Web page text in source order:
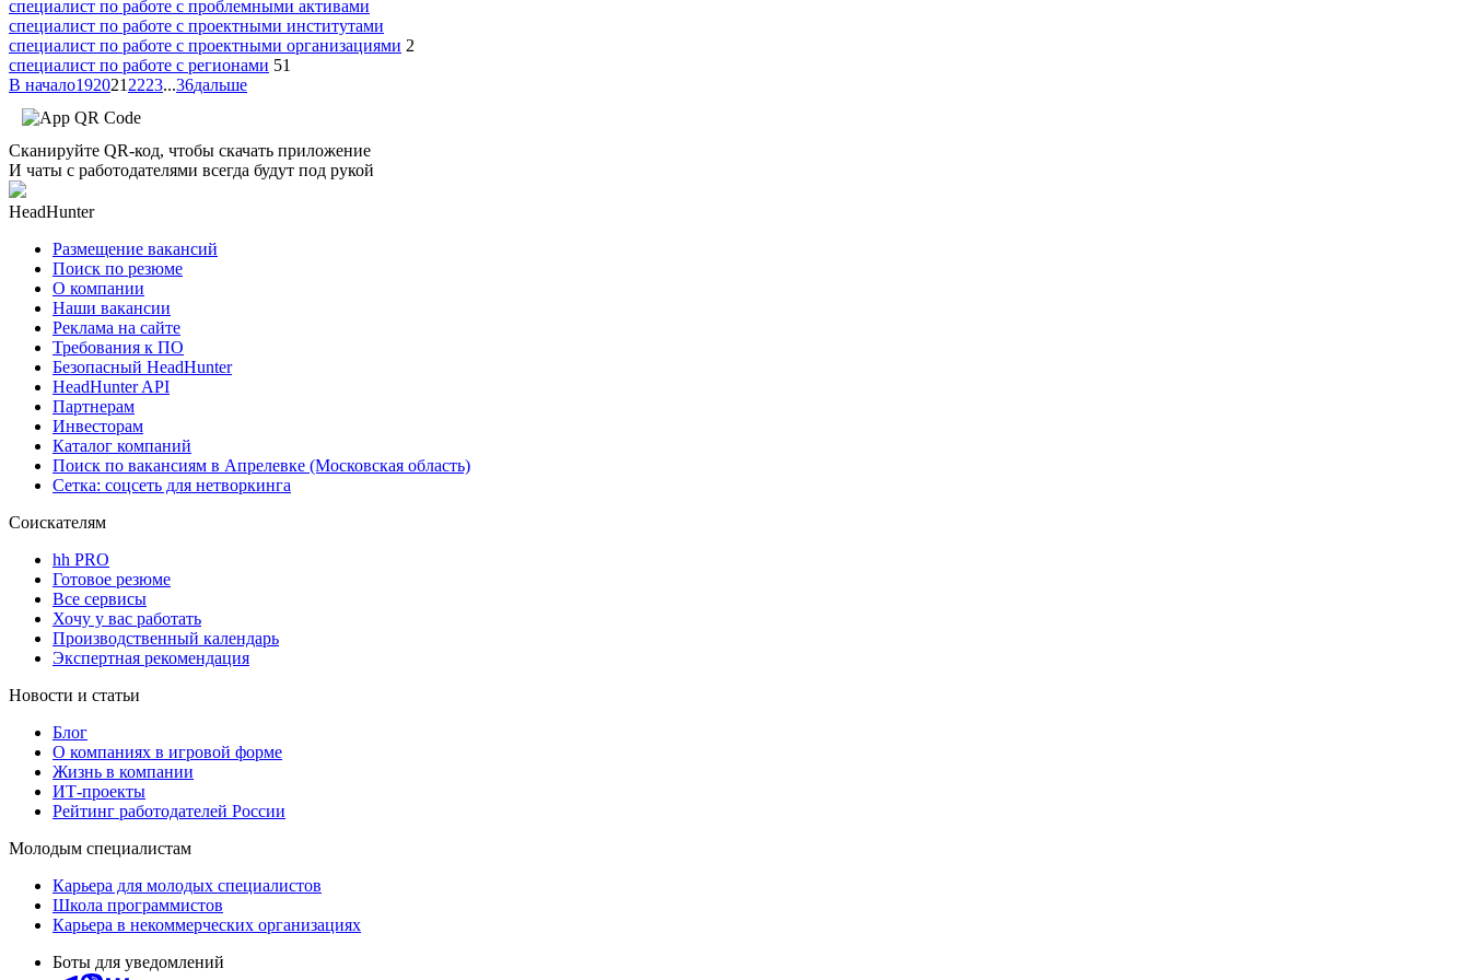
специалист по работе с проблемными активами
специалист по работе с проектными институтами
специалист по работе с проектными организациями 2
специалист по работе с регионами 51
В начало192021 2223...36дальше
Сканируйте QR-код, чтобы скачать приложение
И чаты с работодателями всегда будут под рукой
HeadHunter
Размещение вакансий
Поиск по резюме
О компании
Наши вакансии
Реклама на сайте
Требования к ПО
Безопасный HeadHunter
HeadHunter API
Партнерам
Инвесторам
Каталог компаний
Поиск по вакансиям в Апрелевке (Московская область)
Сетка: соцсеть для нетворкинга
Соискателям
hh PRO
Готовое резюме
Все сервисы
Хочу у вас работать
Производственный календарь
Экспертная рекомендация
Новости и статьи
Блог
О компаниях в игровой форме
Жизнь в компании
ИТ-проекты
Рейтинг работодателей России
Молодым специалистам
Карьера для молодых специалистов
Школа программистов
Карьера в некоммерческих организациях
Боты для уведомлений